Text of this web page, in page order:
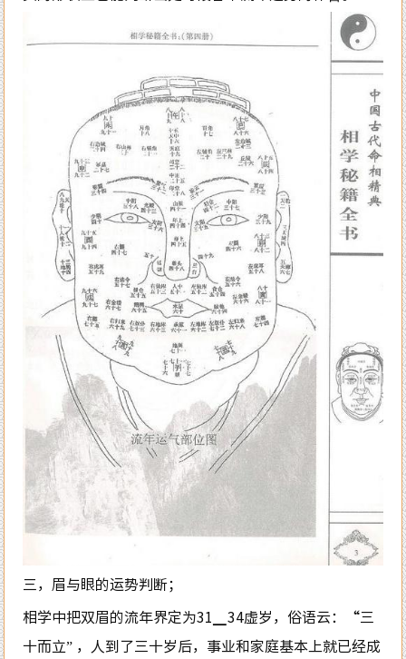
三，眉与眼的运势判断；
相学中把双眉的流年界定为31▁34虚岁，俗语云：“三
十而立” ，人到了三十岁后，事业和家庭基本上就已经成